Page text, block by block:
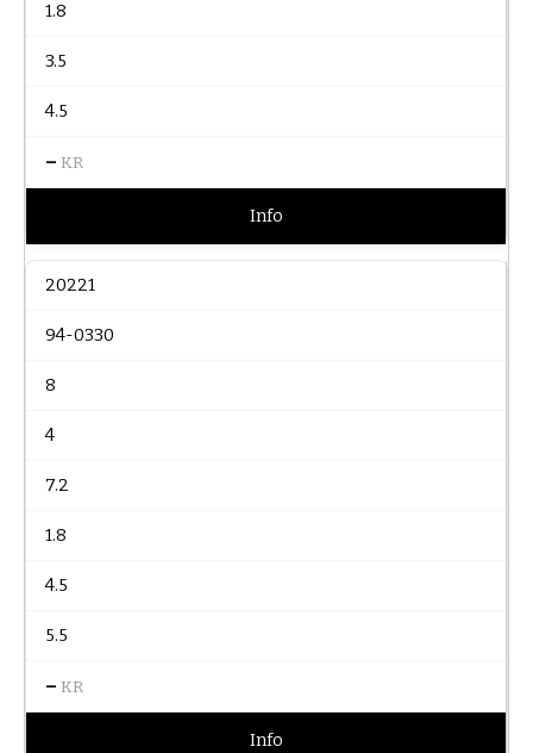
1.8
3.5
4.5
– KR
Info
20221
94-0330
8
4
7.2
1.8
4.5
5.5
– KR
Info